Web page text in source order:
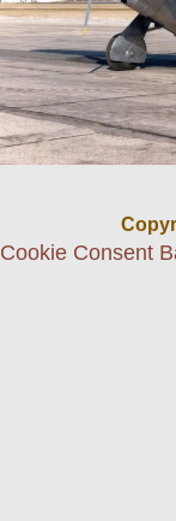
Cookie Consent